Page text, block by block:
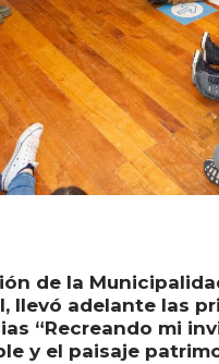
de la
llevó adelante las
“Recreando mi
y el paisaje